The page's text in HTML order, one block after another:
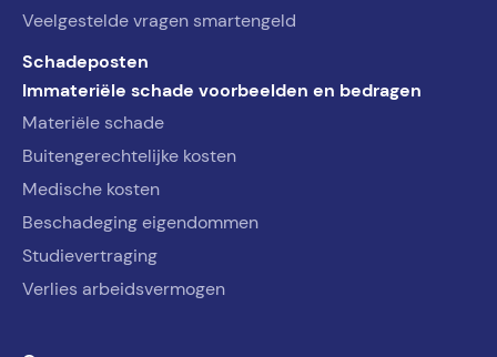
Veelgestelde vragen smartengeld
Schadeposten
Immateriële schade voorbeelden en bedragen
Materiële schade
Buitengerechtelijke kosten
Medische kosten
Beschadeging eigendommen
Studievertraging
Verlies arbeidsvermogen